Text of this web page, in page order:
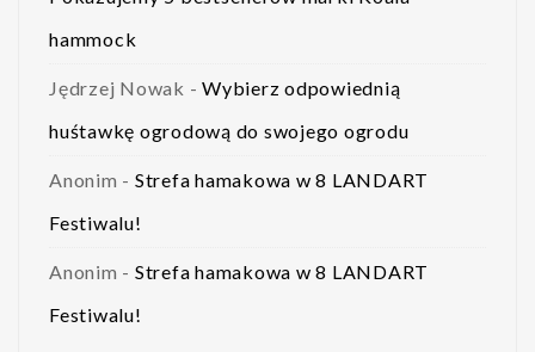
hammock
Jędrzej Nowak - Wybierz odpowiednią
huśtawkę ogrodową do swojego ogrodu
Anonim - Strefa hamakowa w 8 LANDART
Festiwalu!
Anonim - Strefa hamakowa w 8 LANDART
Festiwalu!